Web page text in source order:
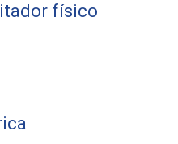
físico